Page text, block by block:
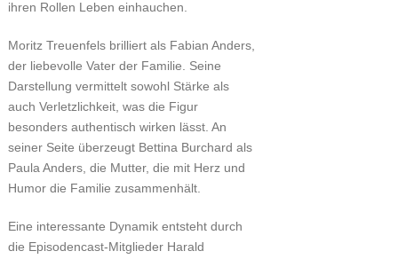
ihren Rollen Leben einhauchen.
Moritz Treuenfels brilliert als Fabian Anders,
der liebevolle Vater der Familie. Seine
Darstellung vermittelt sowohl Stärke als
auch Verletzlichkeit, was die Figur
besonders authentisch wirken lässt. An
seiner Seite überzeugt Bettina Burchard als
Paula Anders, die Mutter, die mit Herz und
Humor die Familie zusammenhält.
Eine interessante Dynamik entsteht durch
die Episodencast-Mitglieder Harald